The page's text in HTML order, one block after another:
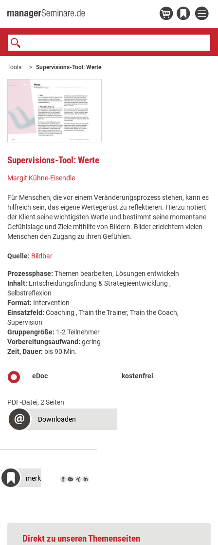
Tools Supervisions-Tool: Werte
Supervisions-Tool: Werte
Margit Kühne-Eisendle
Für Menschen, die vor einem Veränderungsprozess stehen, kann es
hilfreich sein, das eigene Wertegerüst zu reflektieren. Hierzu notiert
der Klient seine wichtigsten Werte und bestimmt seine momentane
Gefühlslage und Ziele mithilfe von Bildern. Bilder erleichtern vielen
Menschen den Zugang zu ihren Gefühlen.
Quelle: Bildbar
Prozessphase: Themen bearbeiten, Lösungen entwickeln
Inhalt: Entscheidungsfindung & Strategieentwicklung ,
Selbstreflexion
Format: Intervention
Einsatzfeld: Coaching , Train the Trainer, Train the Coach,
Supervision
Gruppengröße: 1-2 Teilnehmer
Vorbereitungsaufwand: gering
Zeit, Dauer: bis 90 Min.
eDoc kostenfrei
PDF-Datei, 2 Seiten
Downloaden
merken
Direkt zu unseren Themenseiten